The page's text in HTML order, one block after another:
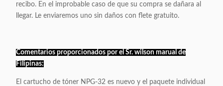
recibo. En el improbable caso de que su compra se dañara al
llegar. Le enviaremos uno sin daños con flete gratuito.
Comentarios proporcionados por el Sr. wilson marual de
Filipinas:
El cartucho de tóner NPG-32 es nuevo y el paquete individual